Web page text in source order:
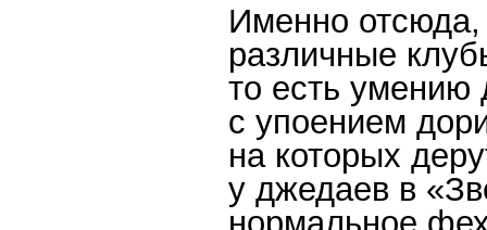
Именно отсюда,
различные
то есть умению
с упоением
на которых
у джедаев в